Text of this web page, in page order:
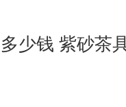
少钱 紫砂茶